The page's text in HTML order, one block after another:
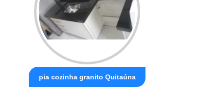
pia cozinha granito Quitaúna